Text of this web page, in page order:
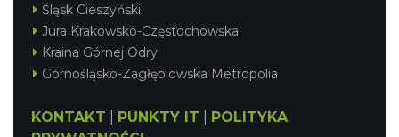
Śląsk Cieszyński
Jura Krakowsko-Częstochowska
Kraina Górnej Odry
Górnośląsko-Zagłębiowska Metropolia
KONTAKT PUNKTY IT
POLITYKA